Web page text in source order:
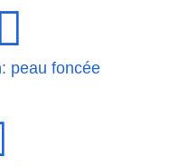
peau foncée